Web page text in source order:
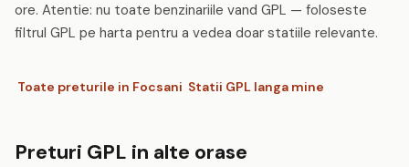
ore. Atentie: nu toate benzinariile vand GPL — foloseste
filtrul GPL pe harta pentru a vedea doar statiile relevante.
Toate preturile in Focsani Statii GPL langa mine
Preturi GPL in alte orase